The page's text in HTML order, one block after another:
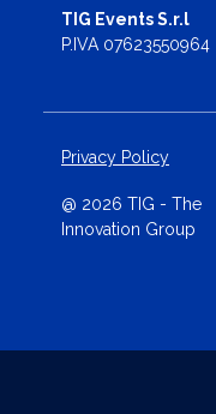
TIG Events S.r.l
P.IVA 07623550964
Privacy Policy
@ 2026 TIG - The
Innovation Group